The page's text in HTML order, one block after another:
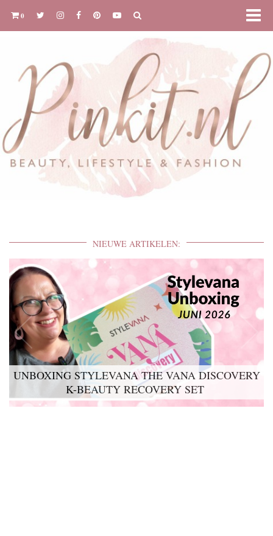
0
NIEUWE ARTIKELEN:
UNBOXING STYLEVANA THE VANA DISCOVERY
K-BEAUTY RECOVERY SET